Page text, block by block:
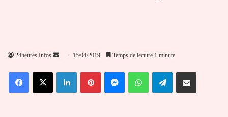
24heures Infos
Envoyer
courriel
15/04/2019 Temps de lecture 1 minute
FacebookX LinkedinPinterestMessengerWhatsAppTelegramPartager par email